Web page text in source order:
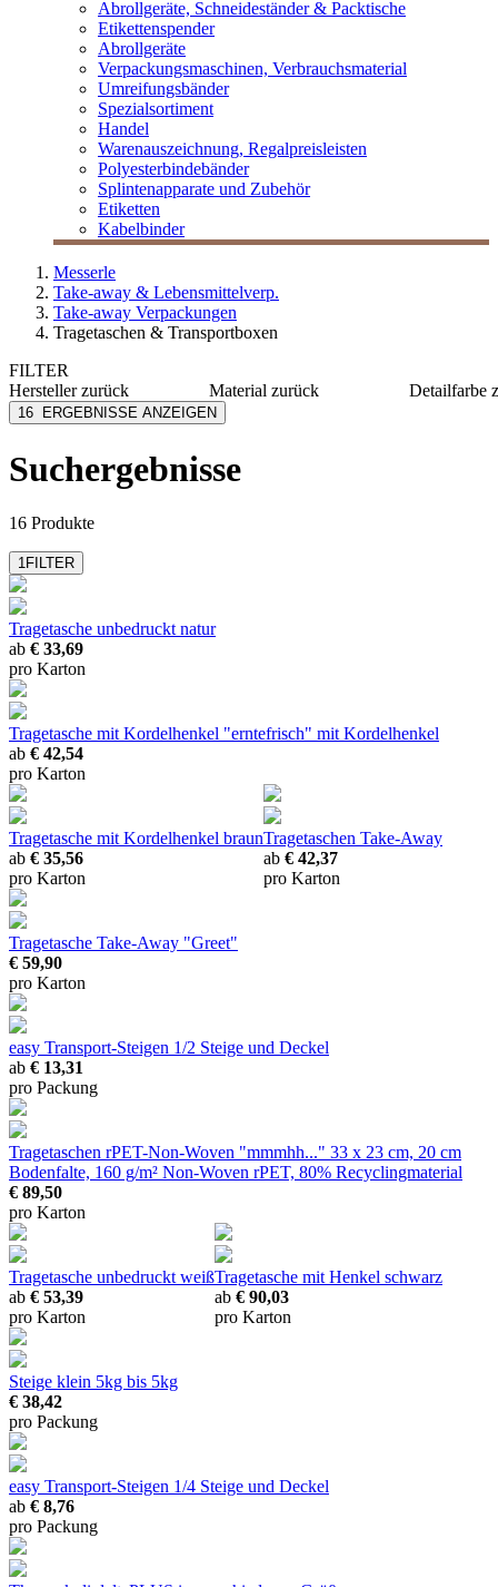
Abrollgeräte, Schneideständer & Packtische
Etikettenspender
Abrollgeräte
Verpackungsmaschinen, Verbrauchsmaterial
Umreifungsbänder
Spezialsortiment
Handel
Warenauszeichnung, Regalpreisleisten
Polyesterbindebänder
Splintenapparate und Zubehör
Etiketten
Kabelbinder
Messerle
Take-away & Lebensmittelverp.
Take-away Verpackungen
Tragetaschen & Transportboxen
FILTER
Herstellerzurück
Carpad
LOGISCH ÖKO
MESSERLE
mehr anzeigen
Material zurück
rPET
Detailfarbe
16 ERGEBNISSE ANZEIGEN
Suchergebnisse
16 Produkte
1FILTER
Tragetasche unbedruckt natur
ab € 33,69
pro Karton
Tragetasche mit Kordelhenkel "erntefrisch" mit Kordelhenkel
ab € 42,54
pro Karton
Tragetasche mit Kordelhenkel braun
ab € 35,56
pro Karton
Tragetaschen Take-Away
ab € 42,37
pro Karton
Tragetasche Take-Away "Greet"
€ 59,90
pro Karton
easy Transport-Steigen 1/2 Steige und Deckel
ab € 13,31
pro Packung
Tragetaschen rPET-Non-Woven "mmmhh..." 33 x 23 cm, 20 cm
Bodenfalte, 160 g/m² Non-Woven rPET, 80% Recyclingmaterial
€ 89,50
pro Karton
Tragetasche unbedruckt weiß
ab € 53,39
pro Karton
Tragetasche mit Henkel schwarz
ab € 90,03
pro Karton
Steige klein 5kg bis 5kg
€ 38,42
pro Packung
easy Transport-Steigen 1/4 Steige und Deckel
ab € 8,76
pro Packung